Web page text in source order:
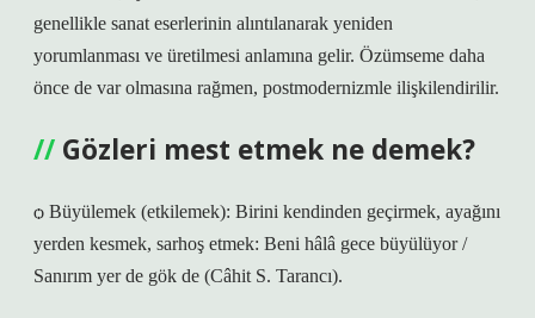
genellikle sanat eserlerinin alıntılanarak yeniden
yorumlanması ve üretilmesi anlamına gelir. Özümseme daha
önce de var olmasına rağmen, postmodernizmle ilişkilendirilir.
Gözleri mest etmek ne demek?
ѻ Büyülemek (etkilemek): Birini kendinden geçirmek, ayağını
yerden kesmek, sarhoş etmek: Beni hâlâ gece büyülüyor /
Sanırım yer de gök de (Câhit S. Tarancı).